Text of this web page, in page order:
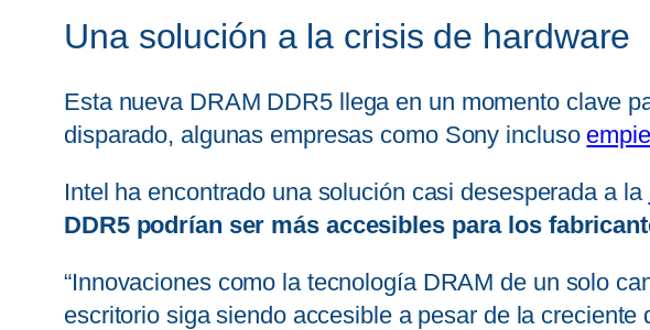
Una solución a la crisis de hardware
Esta nueva DRAM DDR5 llega en un momento clave
disparado, algunas empresas como Sony incluso
Intel ha encontrado una solución casi desesperada a la
DDR5 podrían ser más accesibles para los
“Innovaciones como la tecnología DRAM de un solo
escritorio siga siendo accesible a pesar de la